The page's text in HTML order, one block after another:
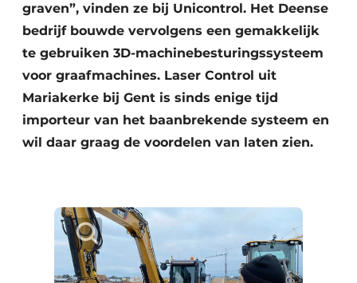
graven”, vinden ze bij Unicontrol. Het Deense
bedrijf bouwde vervolgens een gemakkelijk
te gebruiken 3D-machinebesturingssysteem
voor graafmachines. Laser Control uit
Mariakerke bij Gent is sinds enige tijd
importeur van het baanbrekende systeem en
wil daar graag de voordelen van laten zien.